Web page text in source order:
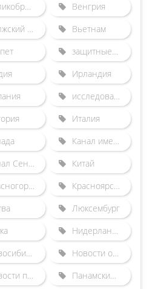
Венгрия
бассейн
Вьетнам
защитные сооружения от наводнений
Ирландия
исследования
Италия
Канал имени Москвы
Северная Европа
Китай
гидроузел
Красноярский судоподъемник
Люксембург
Нидерланды
шлюз
Новости отрасли
зарубежным шлюзам
Панамский канал